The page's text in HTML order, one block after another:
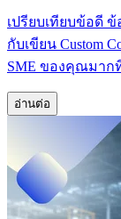
เปรียบเทียบข้อดี ข้
กับเขียน Custom
SME ของคุณมาก
อ่านต่อ